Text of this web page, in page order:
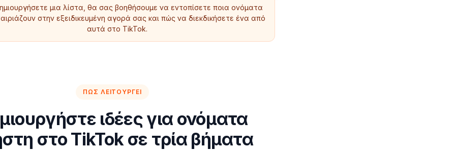
μια λίστα, θα σας βοηθήσουμε να εντοπίσετε ποια ονόματα
στην εξειδικευμένη αγορά σας και πώς να διεκδικήσετε ένα από
αυτά στο TikTok.
ΠΏΣ ΛΕΙΤΟΥΡΓΕΊ
ιδέες για ονόματα
στο TikTok σε τρία βήματα